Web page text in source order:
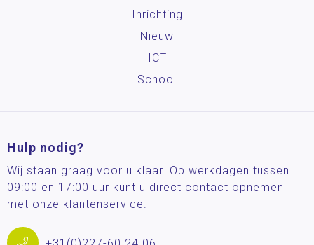
Inrichting
Nieuw
ICT
School
Hulp nodig?
Wij staan graag voor u klaar. Op werkdagen tussen
09:00 en 17:00 uur kunt u direct contact opnemen
met onze klantenservice.